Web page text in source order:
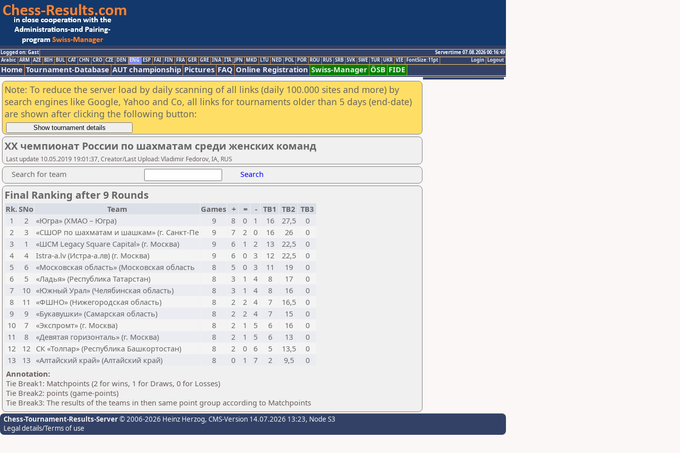
Logged on: Gast
Servertime 07.08.2026 00:16:49
Logout
Login
Arabic ARM AZE BIH BUL CAT CHN CRO CZE DEN ENG ESP FAI FIN FRA GER GRE INA ITA JPN MKD LTU NED POL POR ROU RUS SRB SVK SWE TUR UKR VIE FontSize:11pt
Home Tournament-Database AUT championship Pictures FAQ Online Registration Swiss-Manager ÖSB FIDE
Note: To reduce the server load by daily scanning of all links (daily 100.000 sites and more) by
search engines like Google, Yahoo and Co, all links for tournaments older than 5 days (end-date)
are shown after clicking the following button:
XX чемпионат России по шахматам среди женских команд
Last update 10.05.2019 19:01:37, Creator/Last Upload: Vladimir Fedorov, IA, RUS
Search for team Search
Final Ranking after 9 Rounds
Rk.SNo Team Games + = - TB1 TB2 TB3
1
2 «Югра» (ХМАО – Югра) 9 8 0 1 16 27,5
0
2
3 «СШОР по шахматам и шашкам» (г. Санкт-Пе 9 7 2 0 16 26
0
3
1 «ШСМ Legacy Square Capital» (г. Москва) 9 6 1 2 13 22,5
0
4
4 Istra-a.lv (Истра-а.лв) (г. Москва) 9 6 0 3 12 22,5
0
5
6 «Московская область» (Московская область 8 5 0 3 11 19
0
6
5 «Ладья» (Республика Татарстан) 8 3 1 4 8 17
0
7
10 «Южный Урал» (Челябинская область) 8 3 1 4 8 16
0
8
11 «ФШНО» (Нижегородская область) 8 2 2 4 7 16,5
0
9
9 «Букавушки» (Самарская область) 8 2 2 4 7 15
0
10
7 «Экспромт» (г. Москва) 8 2 1 5 6 16
0
11
8 «Девятая горизонталь» (г. Москва) 8 2 1 5 6 13
0
12
12 СК «Толпар» (Республика Башкортостан) 8 2 0 6 5 13,5
0
13
13 «Алтайский край» (Алтайский край) 8 0 1 7 2 9,5
0
Annotation:
Tie Break1: Matchpoints (2 for wins, 1 for Draws, 0 for Losses)
Tie Break2: points (game-points)
Tie Break3: The results of the teams in then same point group according to Matchpoints
Chess-Tournament-Results-Server© 2006-2026 Heinz Herzog, CMS-Version 14.07.2026 13:23, Node S3
Legal details/Terms of use